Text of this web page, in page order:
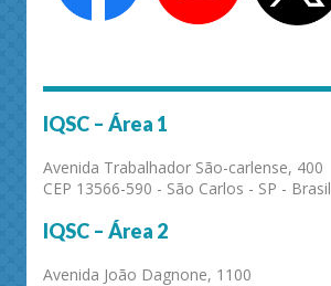
IQSC – Área 1
Avenida Trabalhador São-carlense, 400
CEP 13566-590 - São Carlos - SP - Brasil
IQSC – Área 2
Avenida João Dagnone, 1100